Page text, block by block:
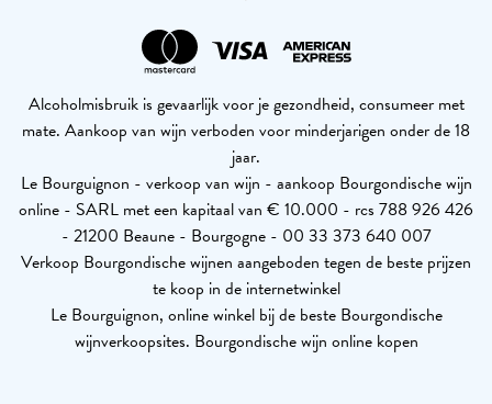
Alcoholmisbruik is gevaarlijk voor je gezondheid, consumeer met
mate. Aankoop van wijn verboden voor minderjarigen onder de 18
jaar.
Le Bourguignon - verkoop van wijn - aankoop Bourgondische wijn
online - SARL met een kapitaal van € 10.000 - rcs 788 926 426
- 21200 Beaune - Bourgogne - 00 33 373 640 007
Verkoop Bourgondische wijnen aangeboden tegen de beste prijzen
te koop in de internetwinkel
Le Bourguignon, online winkel bij de beste Bourgondische
wijnverkoopsites. Bourgondische wijn online kopen